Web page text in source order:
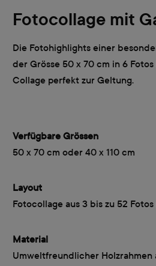
Fotocollage mit
Die Fotohighlights einer
der Grösse 50 x 70 cm in 6
Collage perfekt zur Geltung.
Verfügbare Grössen
50 x 70 cm oder 40 x 110 cm
Layout
Fotocollage aus 3 bis zu 52
Material
Umweltfreundlicher Holzrahmen